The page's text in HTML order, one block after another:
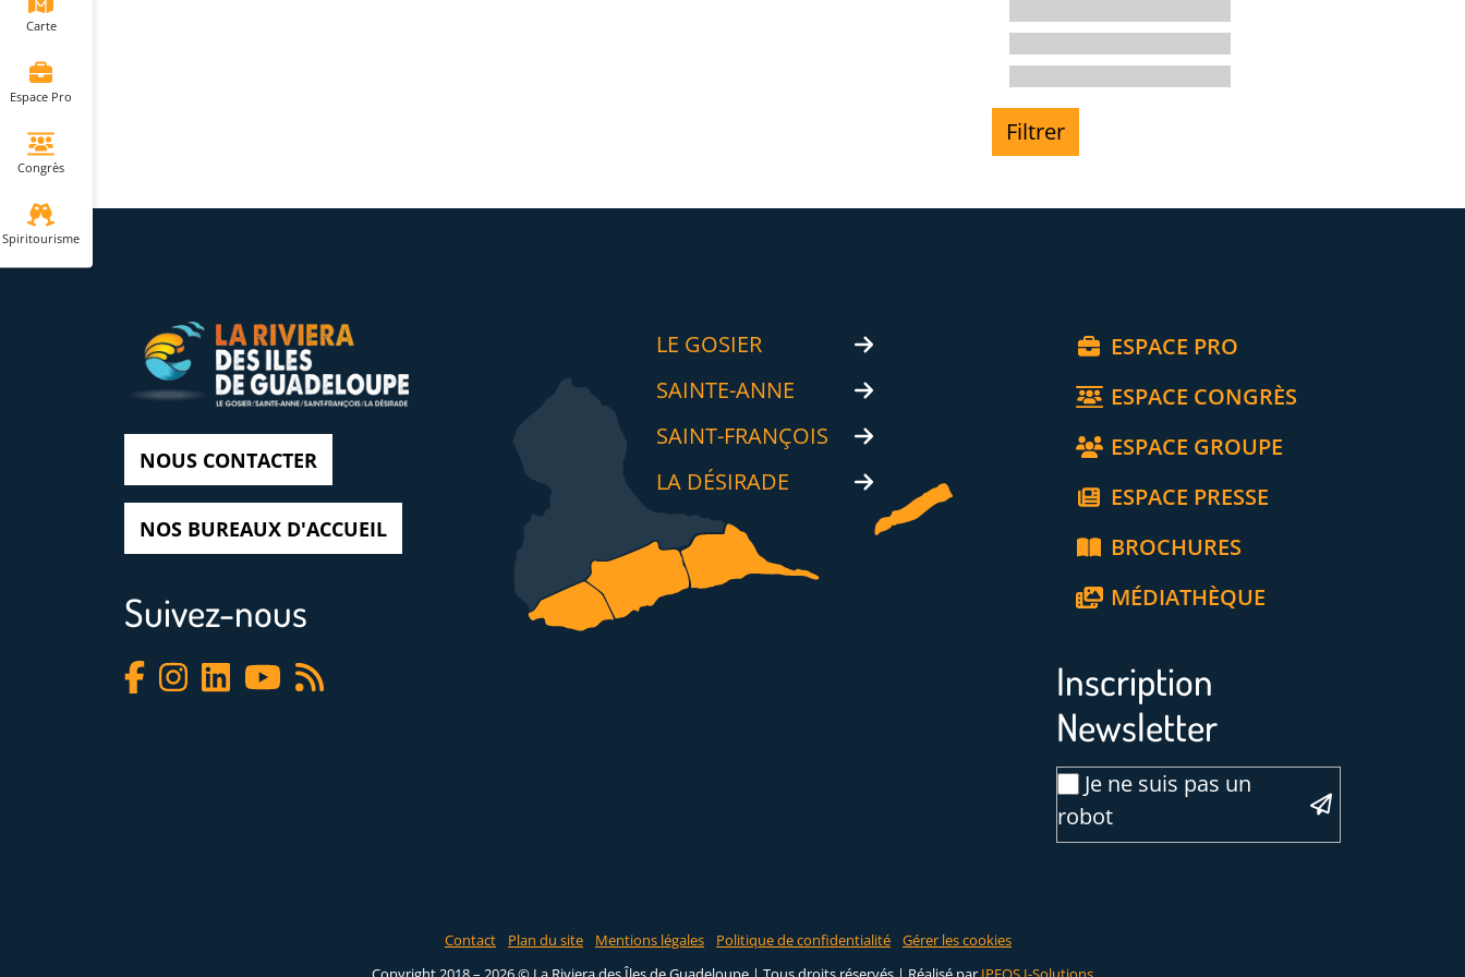
Carte
Espace Pro
Congrès
Spiritourisme
Filtrer
NOUS CONTACTER
NOS BUREAUX D'ACCUEIL
Suivez-nous
LE GOSIER
SAINTE-ANNE
SAINT-FRANÇOIS
LA DÉSIRADE
ESPACE PRO
ESPACE CONGRÈS
ESPACE GROUPE
ESPACE PRESSE
BROCHURES
MÉDIATHÈQUE
Inscription
Newsletter
Je ne suis pas un
robot
Contact Plan du site Mentions légales Politique de confidentialité
Gérer les cookies